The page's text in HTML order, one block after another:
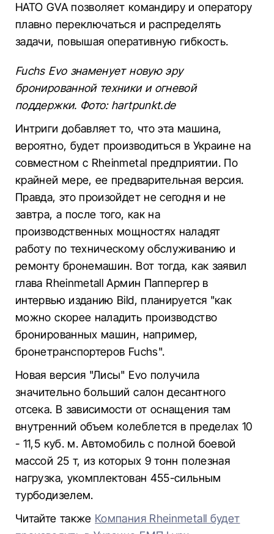
НАТО GVA позволяет командиру и оператору
плавно переключаться и распределять
задачи, повышая оперативную гибкость.
Fuchs Evo знаменует новую эру
бронированной техники и огневой
поддержки. Фото: hartpunkt.de
Интриги добавляет то, что эта машина,
вероятно, будет производиться в Украине на
совместном с Rheinmetal предприятии. По
крайней мере, ее предварительная версия.
Правда, это произойдет не сегодня и не
завтра, а после того, как на
производственных мощностях наладят
работу по техническому обслуживанию и
ремонту бронемашин. Вот тогда, как заявил
глава Rheinmetall Армин Паппергер в
интервью изданию Bild, планируется "как
можно скорее наладить производство
бронированных машин, например,
бронетранспортеров Fuchs".
Новая версия "Лисы" Evo получила
значительно больший салон десантного
отсека. В зависимости от оснащения там
внутренний объем колеблется в пределах 10
- 11,5 куб. м. Автомобиль с полной боевой
массой 25 т, из которых 9 тонн полезная
нагрузка, укомплектован 455-сильным
турбодизелем.
Читайте также Компания Rheinmetall будет